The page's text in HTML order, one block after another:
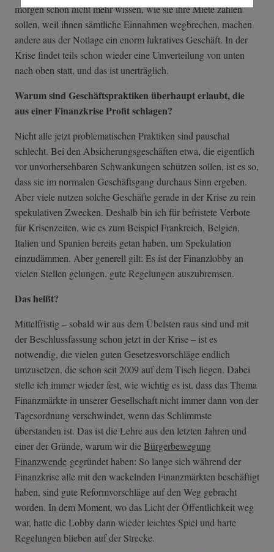
morgen schon nicht mehr wissen, wie sie ihre Miete zahlen
sollen, weil ihnen sämtliche Einnahmen wegbrechen, machen
andere aus der Notlage ein enorm lukratives Geschäft. In der
Krise findet teils schon wieder eine Umverteilung von unten
nach oben statt, und das ist unerträglich.
Warum sind Geschäftspraktiken überhaupt erlaubt, die
aus einer Finanzkrise Profit schlagen?
Nicht alle jetzt problematischen Praktiken sind pauschal
schlecht. Bei den Absicherungsgeschäften etwa, die eigentlich
vor unvorhersehbaren Schwankungen schützen sollen, ist es so,
dass sie im normalen Geschäftsgang durchaus Sinn ergeben.
Aber viele nutzen solche Geschäfte gerade in der Krise zu rein
spekulativen Zwecken. Deshalb bin ich für befristete Verbote
für Krisenzeiten, wie es zum Beispiel Frankreich, Belgien,
Italien und Spanien bereits getan haben, um Spekulation
einzudämmen. Aber generell gilt: Es ist der Finanzlobby an
vielen Stellen gelungen, gute Regelungen auszubremsen.
Das heißt?
Mittelfristig – sobald wir aus dem Übelsten raus sind und mit
der Beschlussfassung schon jetzt in der Krise – ist es
notwendig, die vielen guten Gesetzesvorschläge endlich
umzusetzen, die schon seit 2009 auf dem Tisch liegen. Dabei
stelle ich immer wieder fest, wie wichtig es ist, dass das Thema
Finanzmärkte in unserer Gesellschaft nicht immer dann von der
Tagesordnung verschwindet, wenn das Schlimmste
überstanden ist. Das ist die Lehre aus den letzten Jahren und
einer der Gründe, warum wir dieBürgerbewegung
Finanzwende gegründet haben: So lange sich während der
Finanzkrise alle mit den wackelnden Finanzmärkten beschäftigt
haben, sind gute Reformvorschläge auf den Weg gebracht
worden. In dem Moment, wo das Licht der Öffentlichkeit weg
war, hatte die Lobby dann wieder leichtes Spiel und harte
Regelungen blieben auf der Strecke.